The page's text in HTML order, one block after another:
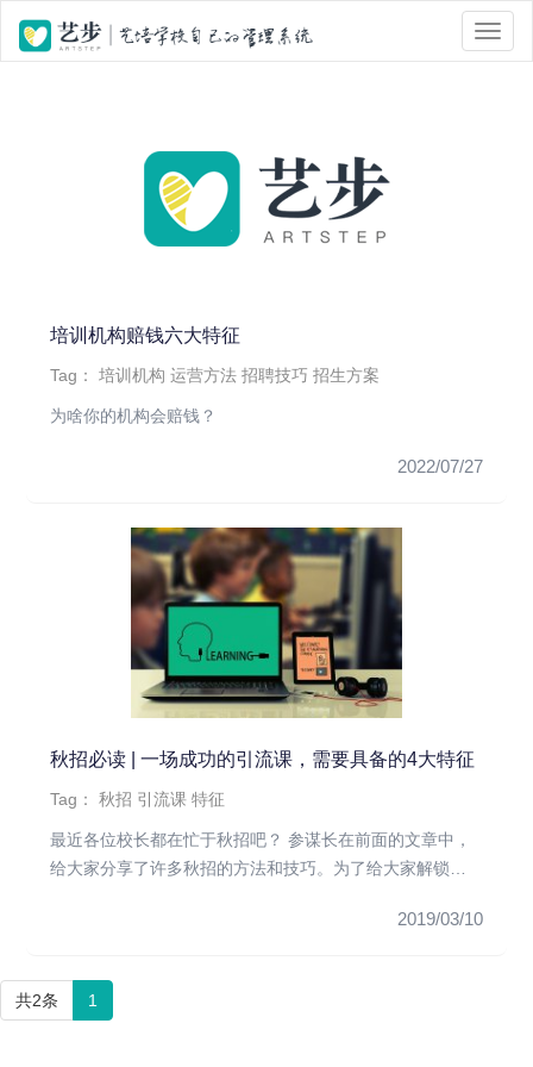
位置 : 首页 > Tag 标签页面 > 特征
培训机构赔钱六大特征
Tag：培训机构 运营方法 招聘技巧 招生方案
为啥你的机构会赔钱？
2022/07/27
秋招必读 | 一场成功的引流课，需要具备的4大特征
Tag：秋招 引流课 特征
最近各位校长都在忙于秋招吧？ 参谋长在前面的文章中，
给大家分享了许多秋招的方法和技巧。为了给大家解锁更
2019/03/10
共2条 1